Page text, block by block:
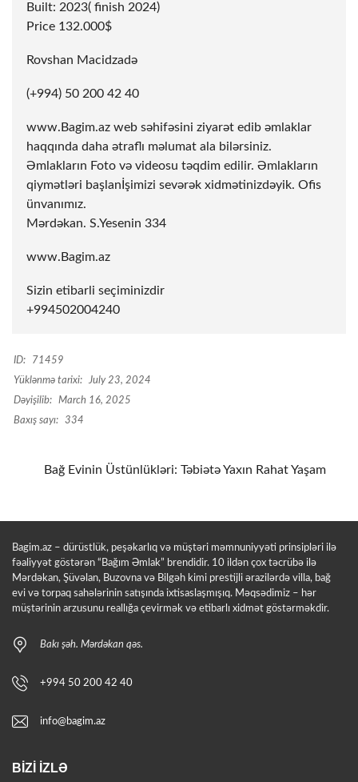
Built: 2023( finish 2024)
Price 132.000$
Rovshan Macidzadə
(+994) 50 200 42 40
www.Bagim.az web səhifəsini ziyarət edib əmlaklar
haqqında daha ətraflı məlumat ala bilərsiniz.
Əmlakların Foto və videosu təqdim edilir. Əmlakların
qiymətləri başlanİşimizi sevərək xidmətinizdəyik. Ofis
ünvanımız.
Mərdəkan. S.Yesenin 334
www.Bagim.az
Sizin etibarli seçiminizdir
+994502004240
ID:
71459
Yüklənmə tarixi:
July 23, 2024
Dəyişilib:
March 16, 2025
Baxış sayı:
334
Bağ Evinin Üstünlükləri: Təbiətə Yaxın Rahat Yaşam
Bagim.az – dürüstlük, peşəkarlıq və müştəri məmnuniyyəti prinsipləri ilə
fəaliyyət göstərən “Bağım Əmlak” brendidir. 10 ildən çox təcrübə ilə
Mərdəkan, Şüvəlan, Buzovna və Bilgəh kimi prestijli ərazilərdə villa, bağ
evi və torpaq sahələrinin satışında ixtisaslaşmışıq. Məqsədimiz – hər
müştərinin arzusunu reallığa çevirmək və etibarlı xidmət göstərməkdir.
Bakı şəh. Mərdəkan qəs.
+994 50 200 42 40
info@bagim.az
BIZI İZLƏ